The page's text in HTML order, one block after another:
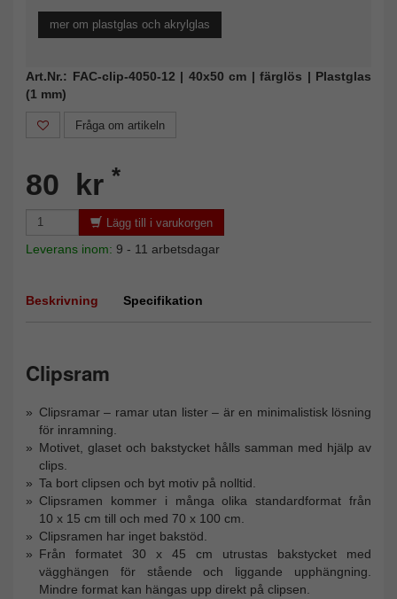
mer om plastglas och akrylglas
Art.Nr.: FAC-clip-4050-12 | 40x50 cm | färglös | Plastglas
(1 mm)
Fråga om artikeln
80 kr *
Lägg till i varukorgen
Leverans inom: 9 - 11 arbetsdagar
Beskrivning Specifikation
Clipsram
Clipsramar – ramar utan lister – är en minimalistisk lösning
för inramning.
Motivet, glaset och bakstycket hålls samman med hjälp av
clips.
Ta bort clipsen och byt motiv på nolltid.
Clipsramen kommer i många olika standardformat från
10 x 15 cm till och med 70 x 100 cm.
Clipsramen har inget bakstöd.
Från formatet 30 x 45 cm utrustas bakstycket med
vägghängen för stående och liggande upphängning.
Mindre format kan hängas upp direkt på clipsen.